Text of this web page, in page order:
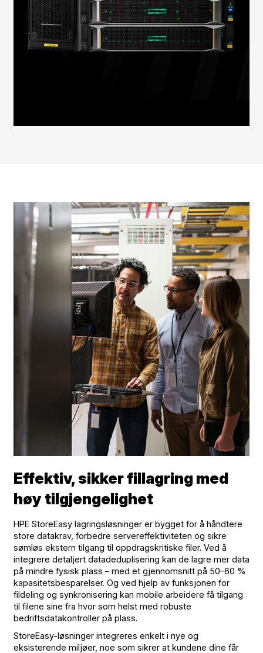
Effektiv, sikker fillagring med
høy tilgjengelighet
HPE StoreEasy lagringsløsninger er bygget for å håndtere
store datakrav, forbedre servereffektiviteten og sikre
sømløs ekstern tilgang til oppdragskritiske filer. Ved å
integrere detaljert datadeduplisering kan de lagre mer data
på mindre fysisk plass – med et gjennomsnitt på 50–60 %
kapasitetsbesparelser. Og ved hjelp av funksjonen for
fildeling og synkronisering kan mobile arbeidere få tilgang
til filene sine fra hvor som helst med robuste
bedriftsdatakontroller på plass.
StoreEasy-løsninger integreres enkelt i nye og
eksisterende miljøer, noe som sikrer at kundene dine får